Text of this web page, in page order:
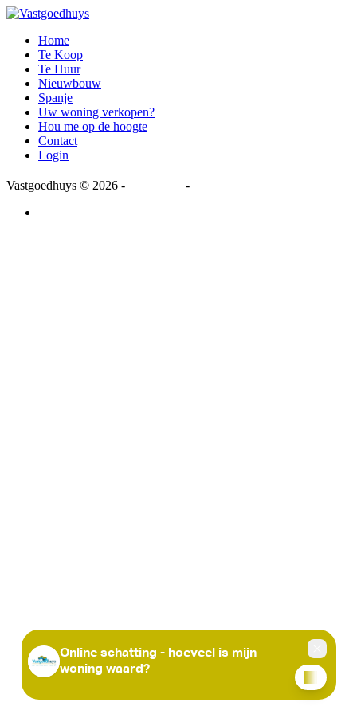
Home
Te Koop
Te Huur
Nieuwbouw
Spanje
Uw woning verkopen?
Hou me op de hoogte
Contact
Login
Vastgoedhuys © 2026 - -